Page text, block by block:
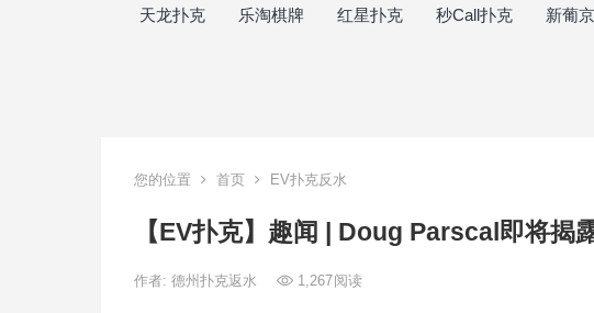
天龙扑克 乐淘棋牌 红星扑克 秒Call扑克 新葡
您的位置 首页 EV扑克反水
【EV扑克】趣闻 | Doug Parscal即将揭
作者: 德州扑克返水 1,267阅读